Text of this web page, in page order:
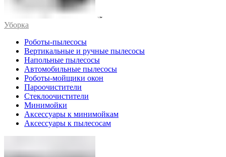
Уборка
Роботы-пылесосы
Вертикальные и ручные пылесосы
Напольные пылесосы
Автомобильные пылесосы
Роботы-мойщики окон
Пароочистители
Стеклоочистители
Минимойки
Аксессуары к минимойкам
Аксессуары к пылесосам